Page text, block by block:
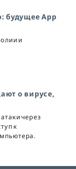
будущее App
и
о вирусе,
через
к